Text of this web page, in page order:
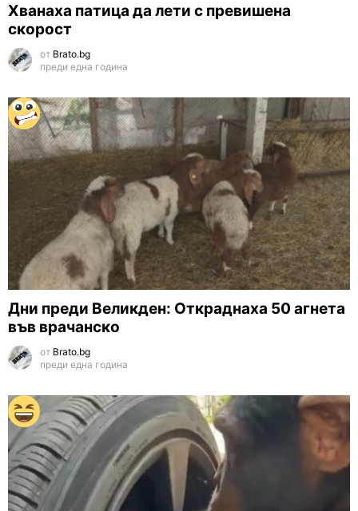
Хванаха патица да лети с превишена
скорост
от Brato.bg
преди една година
Дни преди Великден: Откраднаха 50 агнета
във врачанско
от Brato.bg
преди една година